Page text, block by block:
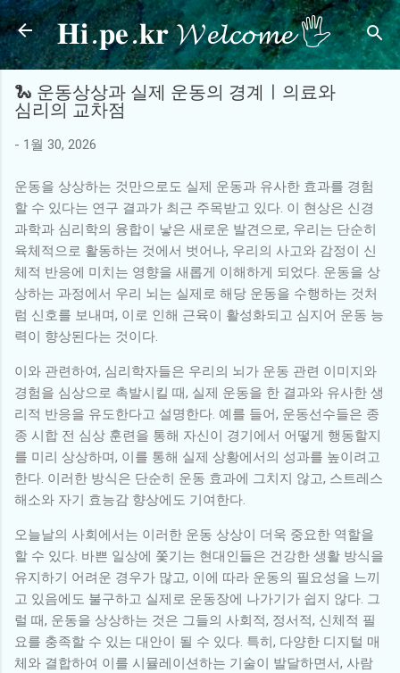
기본 콘텐츠로 건너뛰기
𝐇𝐢.𝐩𝐞.𝐤𝐫 𝓦𝓮𝓵𝓬𝓸𝓶𝓮 🖐
🐍 운동상상과 실제 운동의 경계ㅣ의료와
심리의 교차점
- 1월 30, 2026
운동을 상상하는 것만으로도 실제 운동과 유사한 효과를 경험
할 수 있다는 연구 결과가 최근 주목받고 있다. 이 현상은 신경
과학과 심리학의 융합이 낳은 새로운 발견으로, 우리는 단순히
육체적으로 활동하는 것에서 벗어나, 우리의 사고와 감정이 신
체적 반응에 미치는 영향을 새롭게 이해하게 되었다. 운동을 상
상하는 과정에서 우리 뇌는 실제로 해당 운동을 수행하는 것처
럼 신호를 보내며, 이로 인해 근육이 활성화되고 심지어 운동 능
력이 향상된다는 것이다.
이와 관련하여, 심리학자들은 우리의 뇌가 운동 관련 이미지와
경험을 심상으로 촉발시킬 때, 실제 운동을 한 결과와 유사한 생
리적 반응을 유도한다고 설명한다. 예를 들어, 운동선수들은 종
종 시합 전 심상 훈련을 통해 자신이 경기에서 어떻게 행동할지
를 미리 상상하며, 이를 통해 실제 상황에서의 성과를 높이려고
한다. 이러한 방식은 단순히 운동 효과에 그치지 않고, 스트레스
해소와 자기 효능감 향상에도 기여한다.
오늘날의 사회에서는 이러한 운동 상상이 더욱 중요한 역할을
할 수 있다. 바쁜 일상에 쫓기는 현대인들은 건강한 생활 방식을
유지하기 어려운 경우가 많고, 이에 따라 운동의 필요성을 느끼
고 있음에도 불구하고 실제로 운동장에 나가기가 쉽지 않다. 그
럴 때, 운동을 상상하는 것은 그들의 사회적, 정서적, 신체적 필
요를 충족할 수 있는 대안이 될 수 있다. 특히, 다양한 디지털 매
체와 결합하여 이를 시뮬레이션하는 기술이 발달하면서, 사람